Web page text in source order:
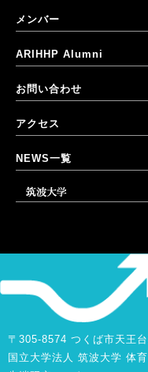
メンバー
ARIHHP Alumni
お問い合わせ
アクセス
NEWS一覧
〒305-8574 つくば市天王
国立大学法人 筑波大学 体